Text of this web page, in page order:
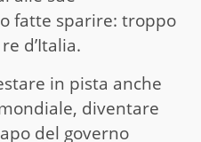
fatte sparire: troppo
d’Italia.
in pista anche
diventare
del governo